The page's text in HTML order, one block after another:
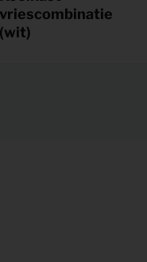
vriescombinatie
(wit)